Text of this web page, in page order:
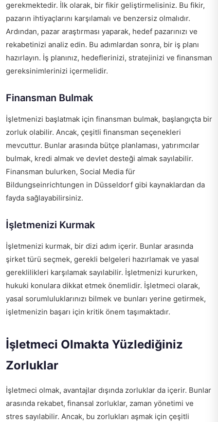
gerekmektedir. İlk olarak, bir fikir geliştirmelisiniz. Bu fikir,
pazarın ihtiyaçlarını karşılamalı ve benzersiz olmalıdır.
Ardından, pazar araştırması yaparak, hedef pazarınızı ve
rekabetinizi analiz edin. Bu adımlardan sonra, bir iş planı
hazırlayın. İş planınız, hedeflerinizi, stratejinizi ve finansman
gereksinimlerinizi içermelidir.
Finansman Bulmak
İşletmenizi başlatmak için finansman bulmak, başlangıçta bir
zorluk olabilir. Ancak, çeşitli finansman seçenekleri
mevcuttur. Bunlar arasında bütçe planlaması, yatırımcılar
bulmak, kredi almak ve devlet desteği almak sayılabilir.
Finansman bulurken, Social Media für
Bildungseinrichtungen in Düsseldorf gibi kaynaklardan da
fayda sağlayabilirsiniz.
İşletmenizi Kurmak
İşletmenizi kurmak, bir dizi adım içerir. Bunlar arasında
şirket türü seçmek, gerekli belgeleri hazırlamak ve yasal
gereklilikleri karşılamak sayılabilir. İşletmenizi kururken,
hukuki konulara dikkat etmek önemlidir. İşletmeci olarak,
yasal sorumluluklarınızı bilmek ve bunları yerine getirmek,
işletmenizin başarı için kritik önem taşımaktadır.
İşletmeci Olmakta Yüzlediğiniz
Zorluklar
İşletmeci olmak, avantajlar dışında zorluklar da içerir. Bunlar
arasında rekabet, finansal zorluklar, zaman yönetimi ve
stres sayılabilir. Ancak, bu zorlukları aşmak için çeşitli